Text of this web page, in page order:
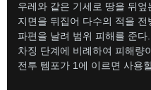
우레와 같은 기세로 땅을 뒤엎
지면을 뒤집어 다수의 적을
파편을 날려 범위 피해를 준다.
차징 단계에 비례하여 피해량
전투 템포가 1에 이르면 사용